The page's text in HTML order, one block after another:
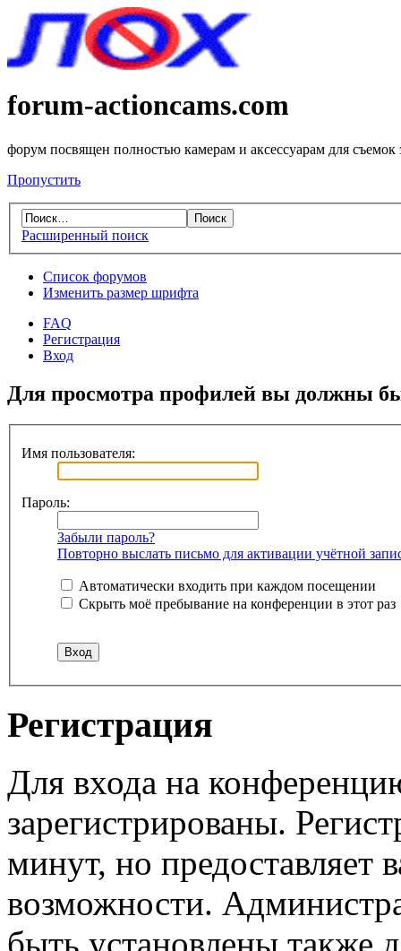
forum-actioncams.com
форум посвящен полностью камерам и аксессуарам для съемок
Пропустить
Расширенный поиск
Список форумов
Изменить размер шрифта
FAQ
Регистрация
Вход
Для просмотра профилей вы должны
Имя пользователя:
Пароль:
Забыли пароль?
Повторно выслать письмо для активации учётной
Автоматически входить при каждом посещении
Скрыть моё пребывание на конференции в этот раз
Регистрация
Для входа на
зарегистрированы.
минут, но предоставляет
возможности.